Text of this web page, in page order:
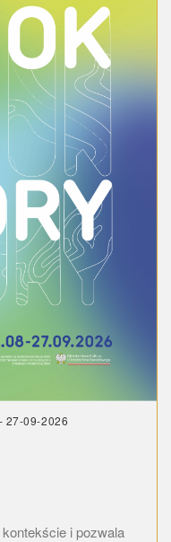
27-09-2026
i pozwala